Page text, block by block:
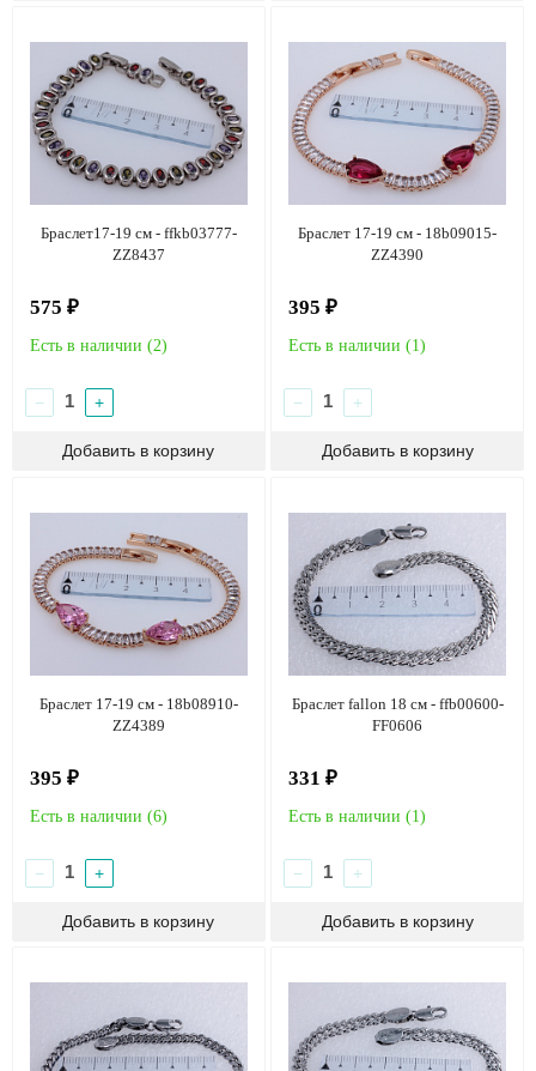
Браслет17-19 см - ffkb03777-
ZZ8437
575 ₽
Есть в наличии (2)
− +
Браслет 17-19 см - 18b09015-
ZZ4390
395 ₽
Есть в наличии (1)
− +
Браслет 17-19 см - 18b08910-
ZZ4389
395 ₽
Есть в наличии (6)
− +
Браслет fallon 18 см - ffb00600-
FF0606
331 ₽
Есть в наличии (1)
− +